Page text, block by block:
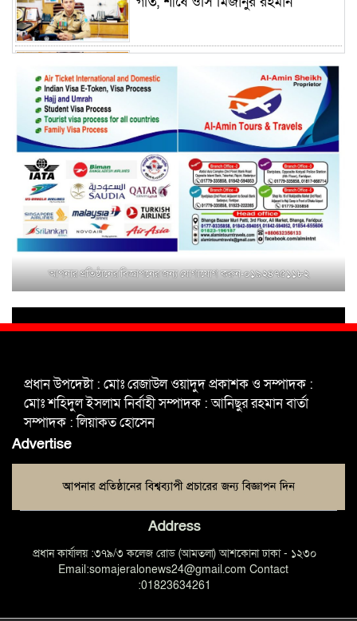
ময়মনসিংহের অতিরিক্ত জেলা প্রশাসক
(রাজস্ব) আজিম উদ্দিন ভূমি মন্ত্রণালয়ে
পদায়ন
সাবেক এমপির প্রেস সেক্রেটারি রফিকের
ক্ষমতার দাপট ও গণ-অসন্তোষের তথ্য
গায়েব করে ত্রিশাল থানার সাজানো
রিপোর্ট
মুক্তাগাছায় জুলাই শহীদ সামিদের কবর
জিয়ারত ও পৌর কমিটির কার্যক্রম শুরু
শহিদুল ইসলাম বাবুলের হাত ধরে বদলে
আংশিক কমিটি, ৩০ দিনে পূর্ণাঙ্গ করার
নির্দেশ
মুক্তাগাছায় দাওগাঁও এ চিহ্নিত মাদক
প্রতিবাদে বিক্ষোভ সমাবেশ
আপনার প্রতিষ্ঠানের বিজ্ঞাপনের জন্য যোগাযোগ করুন-০১৯২৪৭৫১১৮২
প্রধান উপদেষ্টা : মোঃ রেজাউল ওয়াদুদ প্রকাশক ও সম্পাদক :
মোঃ শহিদুল ইসলাম নির্বাহী সম্পাদক : আনিছুর রহমান বার্তা
সম্পাদক : লিয়াকত হোসেন
Advertise
Address
প্রধান কার্যালয় :৩৭৯/৩ কলেজ রোড (আমতলা) আশকোনা ঢাকা - ১২৩০
Email:somajeralonews24@gmail.com Contact
:01823634261